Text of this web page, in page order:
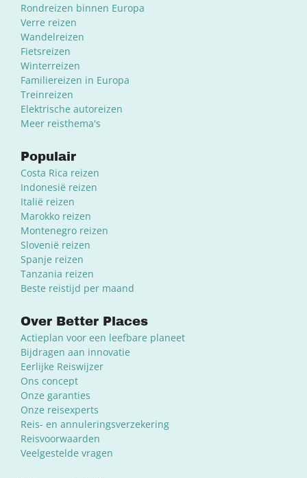
Rondreizen binnen Europa
Verre reizen
Wandelreizen
Fietsreizen
Winterreizen
Familiereizen in Europa
Treinreizen
Elektrische autoreizen
Meer reisthema's
Populair
Costa Rica reizen
Indonesië reizen
Italië reizen
Marokko reizen
Montenegro reizen
Slovenië reizen
Spanje reizen
Tanzania reizen
Beste reistijd per maand
Over Better Places
Actieplan voor een leefbare planeet
Bijdragen aan innovatie
Eerlijke Reiswijzer
Ons concept
Onze garanties
Onze reisexperts
Reis- en annuleringsverzekering
Reisvoorwaarden
Veelgestelde vragen